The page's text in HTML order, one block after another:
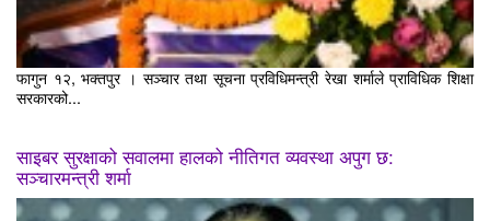
फागुन १२, भक्तपुर । सञ्चार तथा सूचना प्रविधिमन्त्री रेखा शर्माले प्राविधिक शिक्षा
सरकारको...
साइबर सुरक्षाको सवालमा हालको नीतिगत व्यवस्था अपुग छ:
सञ्चारमन्त्री शर्मा